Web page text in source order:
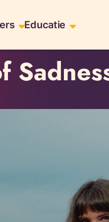
Educatie